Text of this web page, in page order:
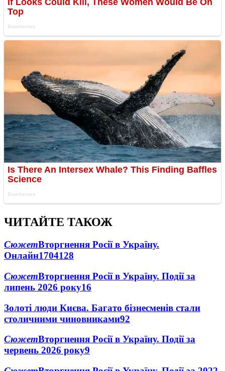
ЧИТАЙТЕ ТАКОЖ
СюжетВторгнення Росії в Україну.
Онлайн1704128
СюжетВторгнення Росії в Україну. Події за
липень 2026 року16
Золоті люди Києва. Багато бізнесменів стали
столичними чиновниками92
СюжетВторгнення Росії в Україну. Події за
червень 2026 року9